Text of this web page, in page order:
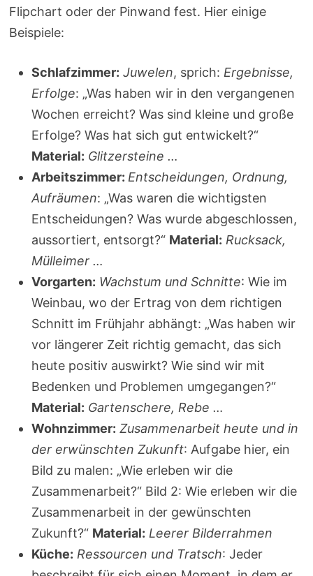
Flipchart oder der Pinwand fest. Hier einige
Beispiele:
Schlafzimmer: Juwelen, sprich: Ergebnisse,
Erfolge: „Was haben wir in den vergangenen
Wochen erreicht? Was sind kleine und große
Erfolge? Was hat sich gut entwickelt?“
Material: Glitzersteine …
Arbeitszimmer: Entscheidungen, Ordnung,
Aufräumen: „Was waren die wichtigsten
Entscheidungen? Was wurde abgeschlossen,
aussortiert, entsorgt?“ Material: Rucksack,
Mülleimer …
Vorgarten: Wachstum und Schnitte: Wie im
Weinbau, wo der Ertrag von dem richtigen
Schnitt im Frühjahr abhängt: „Was haben wir
vor längerer Zeit richtig gemacht, das sich
heute positiv auswirkt? Wie sind wir mit
Bedenken und Problemen umgegangen?“
Material: Gartenschere, Rebe …
Wohnzimmer: Zusammenarbeit heute und in
der erwünschten Zukunft: Aufgabe hier, ein
Bild zu malen: „Wie erleben wir die
Zusammenarbeit?“ Bild 2: Wie erleben wir die
Zusammenarbeit in der gewünschten
Zukunft?“ Material: Leerer Bilderrahmen
Küche: Ressourcen und Tratsch: Jeder